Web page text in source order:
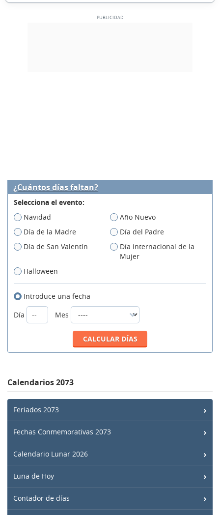
¿Cuántos días faltan?
Selecciona el evento:
Navidad
Año Nuevo
Día de la Madre
Día del Padre
Día de San Valentín
Día internacional de la
Mujer
Halloween
Introduce una fecha
Día
Mes
Calendarios 2073
Feriados 2073
Fechas Conmemorativas 2073
Calendario Lunar 2026
Luna de Hoy
Contador de días